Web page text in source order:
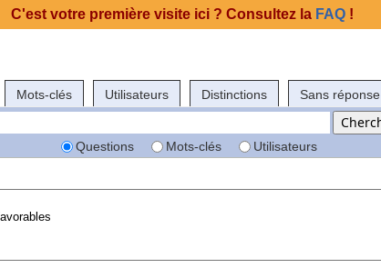
Mots-clés Utilisateurs Distinctions Sans réponse
Questions Mots-clés Utilisateurs
C'est votre première visite ici ? Consultez la FAQ !